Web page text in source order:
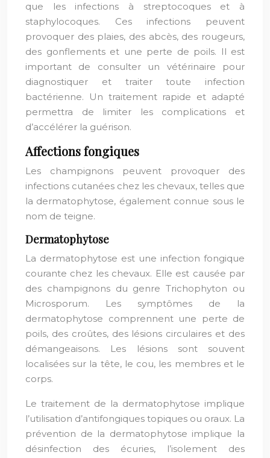
que les infections à streptocoques et à
staphylocoques. Ces infections peuvent
provoquer des plaies, des abcès, des rougeurs,
des gonflements et une perte de poils. Il est
important de consulter un vétérinaire pour
diagnostiquer et traiter toute infection
bactérienne. Un traitement rapide et adapté
permettra de limiter les complications et
d’accélérer la guérison.
Affections fongiques
Les champignons peuvent provoquer des
infections cutanées chez les chevaux, telles que
la dermatophytose, également connue sous le
nom de teigne.
Dermatophytose
La dermatophytose est une infection fongique
courante chez les chevaux. Elle est causée par
des champignons du genre Trichophyton ou
Microsporum. Les symptômes de la
dermatophytose comprennent une perte de
poils, des croûtes, des lésions circulaires et des
démangeaisons. Les lésions sont souvent
localisées sur la tête, le cou, les membres et le
corps.
Le traitement de la dermatophytose implique
l’utilisation d’antifongiques topiques ou oraux. La
prévention de la dermatophytose implique la
désinfection des écuries, l’isolement des